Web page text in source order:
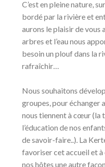
C’est en pleine nature,
bordé par la rivière et
aurons le plaisir de vous
arbres et l’eau nous
besoin un plouf dans la
rafraîchir…
Nous souhaitons
groupes, pour échanger
nous tiennent à cœur (la
l’éducation de nos
de savoir-faire..). La
favoriser cet accueil et
nos hôtes une autre